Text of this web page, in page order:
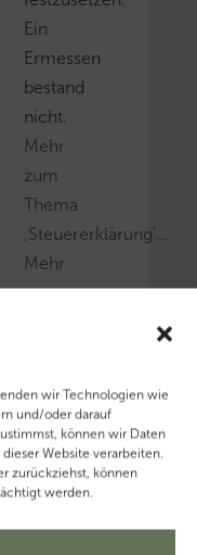
wir Technologien wie
und/oder darauf
können wir Daten
Website verarbeiten.
zurückziehst, können
werden.
Ein
Ermessen
bestand
nicht.
Mehr
zum
Thema
‚Steuererklärung’…
Mehr
zum
zum
Thema
‚Coronavirus’…